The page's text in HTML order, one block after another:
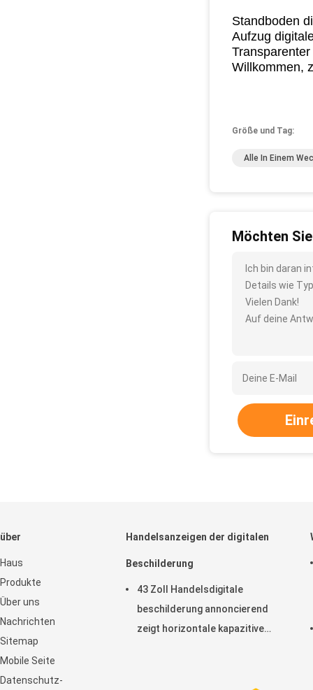
Standboden
Aufzug
Willkommen,
Größe und Tag:
Alle In Einem
Möchten
Ich bin daran
Details wie
Vielen Dank!
Auf deine
über
Haus
Produkte
Über uns
Nachrichten
Sitemap
Mobile Seite
Datenschutz-
Handelsanzeigen der digitalen
Beschilderung
43 Zoll Handelsdigitale
beschilderung annoncierend
zeigt horizontale kapazitive